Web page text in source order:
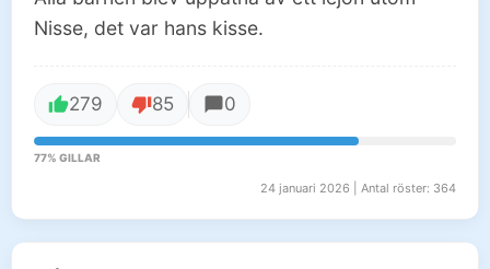
Nisse, det var hans kisse.
279 85 0
77% GILLAR
24 januari 2026 | Antal röster: 364